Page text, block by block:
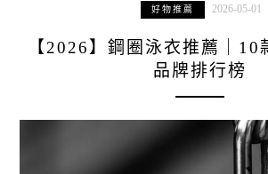
好物推薦 2026-05-01
【2026】鋼圈泳衣推薦｜10
品牌排行榜